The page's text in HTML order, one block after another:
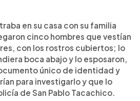
en su casa con su familia
cinco hombres que vestían
con los rostros cubiertos; lo
boca abajo y lo esposaron,
único de identidad y
para investigarlo y que lo
de San Pablo Tacachico.